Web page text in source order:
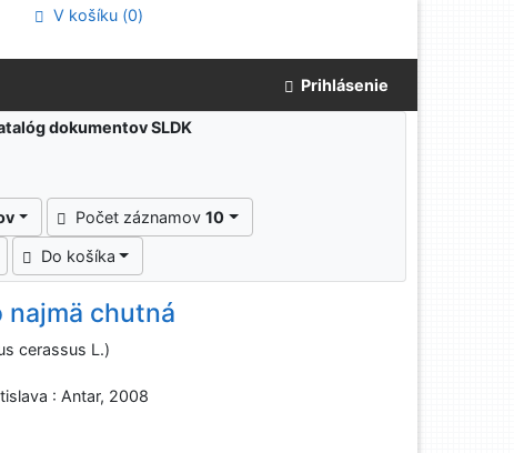
V košíku (0)
Prihlásenie
dokumentov SLDK
Počet záznamov10
Do košíka
chutná
cerassus L.)
: Antar, 2008